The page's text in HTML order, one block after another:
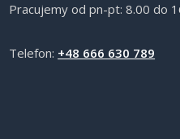
Pracujemy od pn-pt: 8.00 do
Telefon: +48 666 630 789